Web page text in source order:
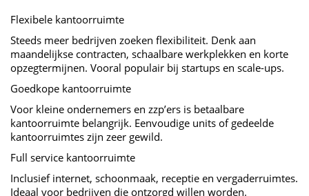
Flexibele kantoorruimte
Steeds meer bedrijven zoeken flexibiliteit. Denk aan
maandelijkse contracten, schaalbare werkplekken en korte
opzegtermijnen. Vooral populair bij startups en scale-ups.
Goedkope kantoorruimte
Voor kleine ondernemers en zzp’ers is betaalbare
kantoorruimte belangrijk. Eenvoudige units of gedeelde
kantoorruimtes zijn zeer gewild.
Full service kantoorruimte
Inclusief internet, schoonmaak, receptie en vergaderruimtes.
Ideaal voor bedrijven die ontzorgd willen worden.